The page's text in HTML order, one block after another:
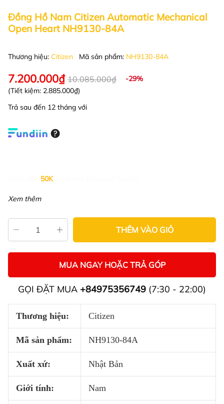
Đồng Hồ Nam Citizen Automatic Mechanical
Open Heart NH9130-84A
Thương hiệu: Citizen Mã sản phẩm: NH9130-84A
7.200.000₫ 10.085.000₫
-29%
(Tiết kiệm: 2.885.000₫)
Trả sau đến 12 tháng với
50K
Xem thêm
THÊM VÀO GIỎ
MUA NGAY HOẶC TRẢ GÓP
GỌI ĐẶT MUA +84975356749 (7:30 - 22:00)
Thương hiệu: Citizen
Mã sản phẩm: NH9130-84A
Xuất xứ: Nhật Bản
Giới tính: Nam